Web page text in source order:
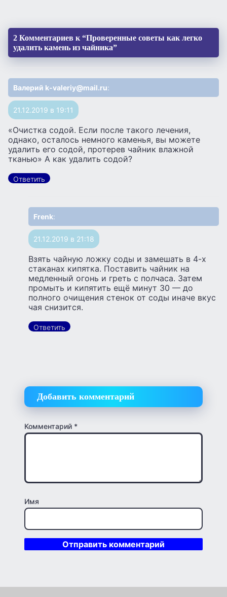
2 Комментариев к “Проверенные советы как легко
удалить камень из чайника”
Валерий k-valeriy@mail.ru:
21.12.2019 в 19:11
«Очистка содой. Если после такого лечения,
однако, осталось немного каменья, вы можете
удалить его содой, протерев чайник влажной
тканью» А как удалить содой?
Ответить
Frenk:
21.12.2019 в 21:18
Взять чайную ложку соды и замешать в 4-х
стаканах кипятка. Поставить чайник на
медленный огонь и греть с полчаса. Затем
промыть и кипятить ещё минут 30 — до
полного очищения стенок от соды иначе вкус
чая снизится.
Ответить
Добавить комментарий
Комментарий *
Имя